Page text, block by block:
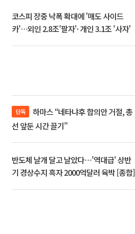
코스피 장중 낙폭 확대에 '매도 사이드
카'…외인 2.8조'팔자'· 개인 3.1조 '사자'
단독
선 앞둔 시간 끌기”
반도체 날개 달고 날았다⋯'역대급' 상반
기 경상수지 흑자 2000억달러 육박 [종합]